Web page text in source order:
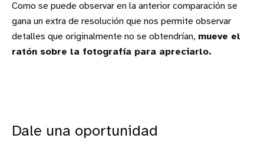
Como se puede observar en la anterior comparación se
gana un extra de resolución que nos permite observar
detalles que originalmente no se obtendrían, mueve el
ratón sobre la fotografía para apreciarlo.
Dale una oportunidad